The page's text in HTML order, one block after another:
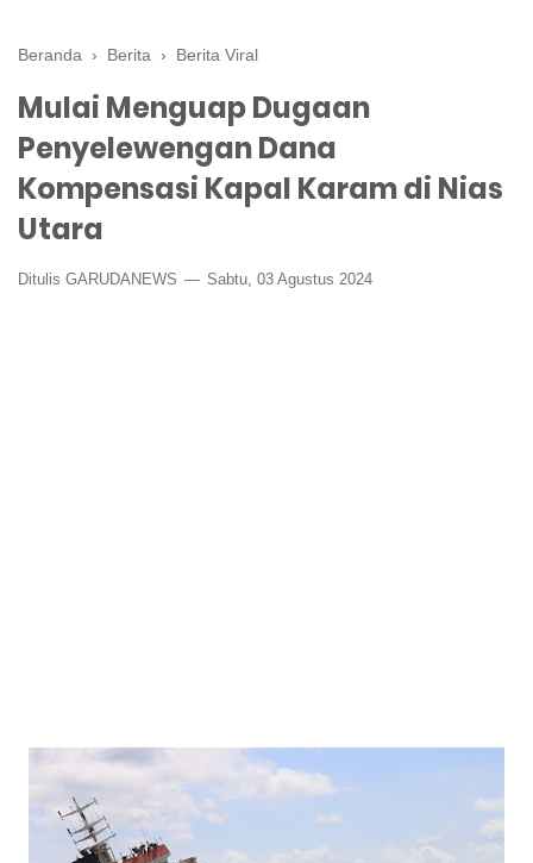
Beranda › Berita › Berita Viral
Mulai Menguap Dugaan
Penyelewengan Dana
Kompensasi Kapal Karam di Nias
Utara
Ditulis GARUDANEWS Sabtu, 03 Agustus 2024